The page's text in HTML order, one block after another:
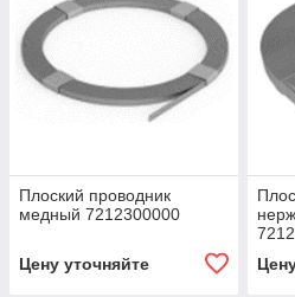
Плоский проводник
медный 7212300000
Цену уточняйте